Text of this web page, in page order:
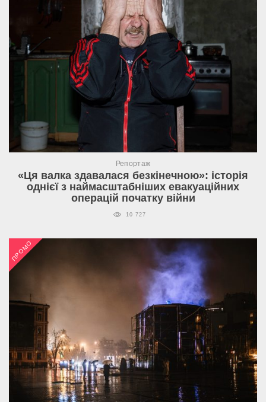
Репортаж
«Ця валка здавалася безкінечною»: історія
однієї з наймасштабніших евакуаційних
операцій початку війни
10 727
ПРОМО